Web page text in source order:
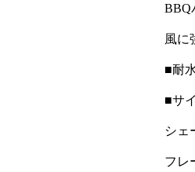
BBQ
風に
■耐
■サ
シェ
フレ